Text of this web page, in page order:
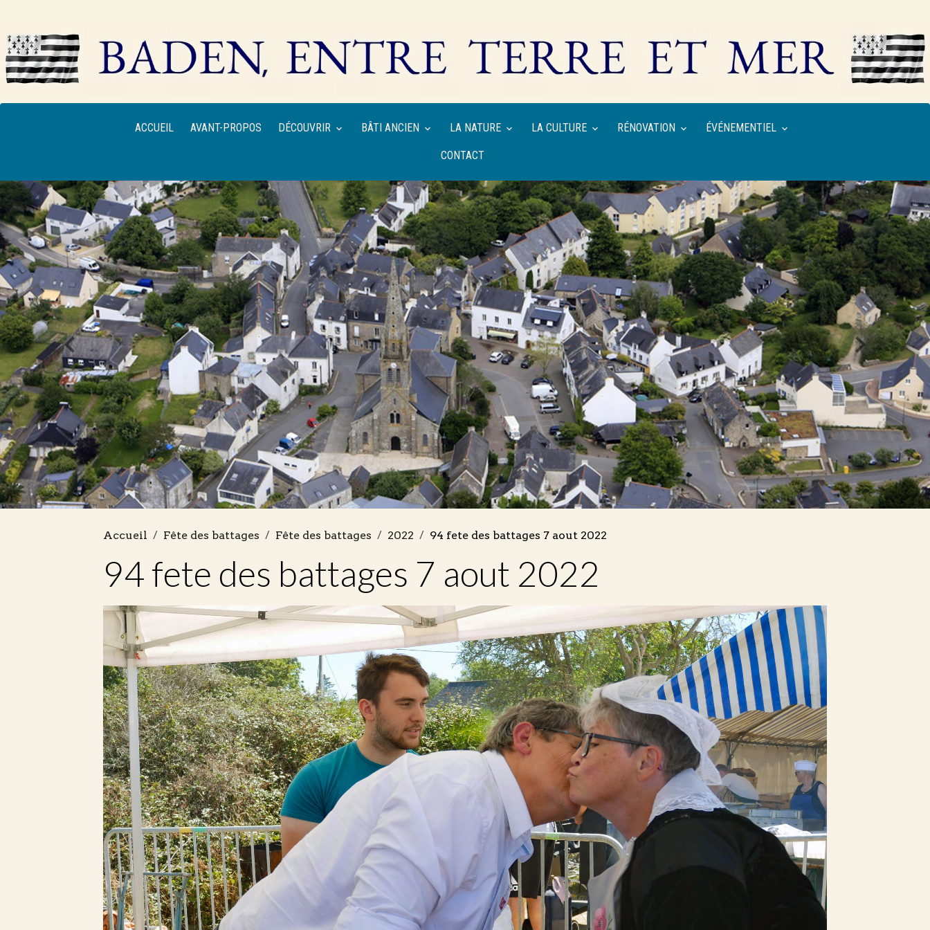
ACCUEIL AVANT-PROPOS DÉCOUVRIR BÂTI ANCIEN LA NATURE LA CULTURE RÉNOVATION ÉVÉNEMENTIEL
CONTACT
Accueil Fête des battages Fête des battages 2022 94 fete des battages 7 aout 2022
94 fete des battages 7 aout 2022